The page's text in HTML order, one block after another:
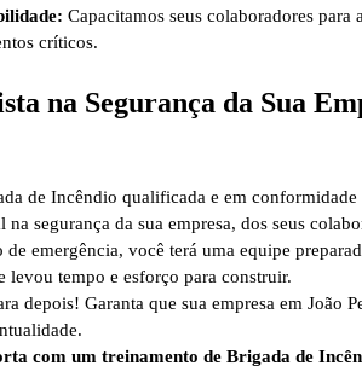
Capacitamos seus colaboradores
críticos.
na Segurança da Sua
de Incêndio qualificada e em conformidade
segurança da sua empresa, dos seus
de emergência, você terá uma equipe
levou tempo e esforço para construir.
depois! Garanta que sua empresa em João
com um treinamento de Brigada de